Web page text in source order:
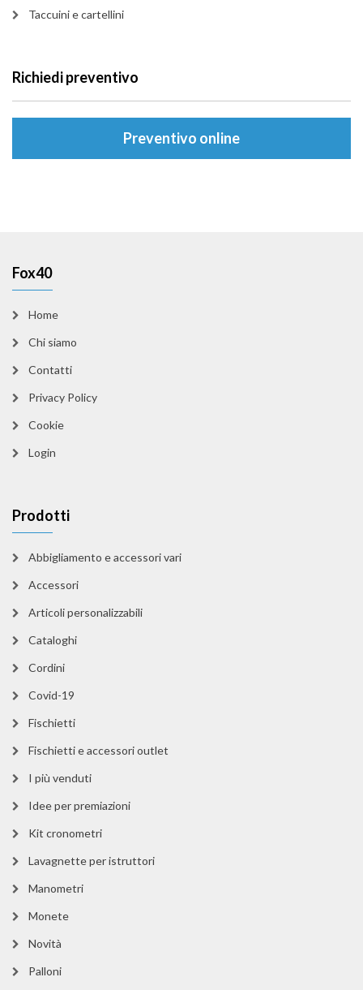
Taccuini e cartellini
Richiedi preventivo
Preventivo online
Fox40
Home
Chi siamo
Contatti
Privacy Policy
Cookie
Login
Prodotti
Abbigliamento e accessori vari
Accessori
Articoli personalizzabili
Cataloghi
Cordini
Covid-19
Fischietti
Fischietti e accessori outlet
I più venduti
Idee per premiazioni
Kit cronometri
Lavagnette per istruttori
Manometri
Monete
Novità
Palloni